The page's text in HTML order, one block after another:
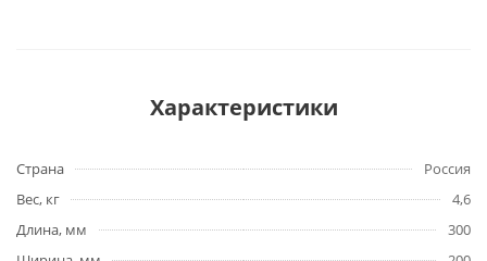
Характеристики
Страна
Россия
Вес, кг
4,6
Длина, мм
300